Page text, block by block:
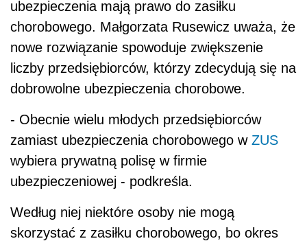
ubezpieczenia mają prawo do zasiłku
chorobowego. Małgorzata Rusewicz uważa, że
nowe rozwiązanie spowoduje zwiększenie
liczby przedsiębiorców, którzy zdecydują się na
dobrowolne ubezpieczenia chorobowe.
- Obecnie wielu młodych przedsiębiorców
zamiast ubezpieczenia chorobowego w ZUS
wybiera prywatną polisę w firmie
ubezpieczeniowej - podkreśla.
Według niej niektóre osoby nie mogą
skorzystać z zasiłku chorobowego, bo okres